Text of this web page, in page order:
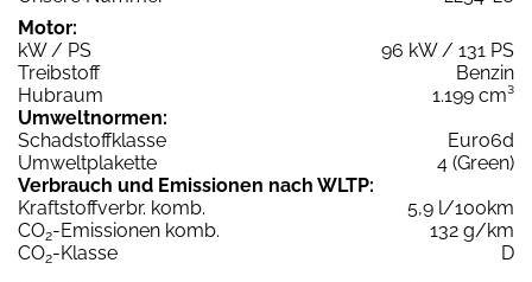
Motor:
kW / PS
96 kW / 131 PS
Treibstoff
Benzin
Hubraum
1.199 cm³
Umweltnormen:
Schadstoffklasse
Euro6d
Umweltplakette
4 (Green)
Verbrauch und Emissionen nach WLTP:
Kraftstoffverbr. komb.
5,9 l/100km
CO2-Emissionen komb.
132 g/km
CO2-Klasse
D